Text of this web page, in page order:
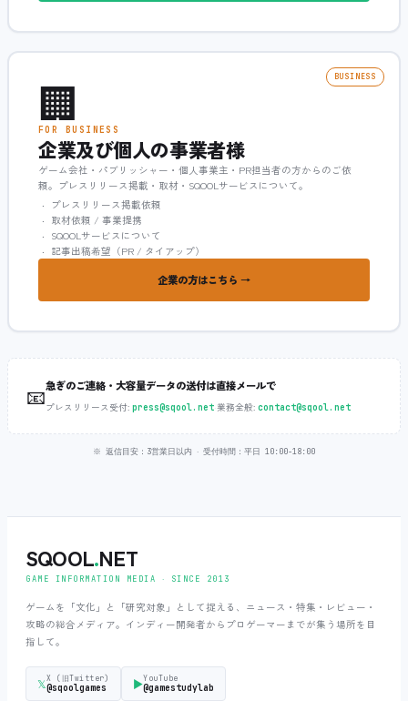
BUSINESS
🏢
FOR BUSINESS
企業及び個人の事業者様
ゲーム会社・パブリッシャー・個人事業主・PR担当者の方からのご依
頼。プレスリリース掲載・取材・SQOOLサービスについて。
プレスリリース掲載依頼
取材依頼 / 事業提携
SQOOLサービスについて
記事出稿希望（PR / タイアップ）
企業の方はこちら →
📧急ぎのご連絡・大容量データの送付は直接メールで
プレスリリース受付: press@sqool.net 業務全般: contact@sqool.net
※ 返信目安：3営業日以内 ‧ 受付時間：平日 10:00-18:00
SQOOL.NET
GAME INFORMATION MEDIA ‧ SINCE 2013
ゲームを「文化」と「研究対象」として捉える、ニュース・特集・レビュー・
攻略の総合メディア。インディー開発者からプロゲーマーまでが集う場所を目
指して。
𝕏X (旧Twitter)
@sqoolgames ▶YouTube
@gamestudylab